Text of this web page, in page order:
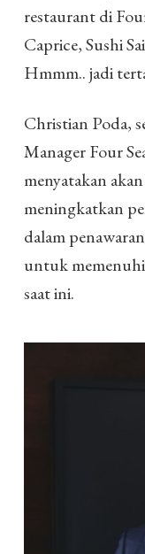
restaurant di
Caprice, Sushi
Hmmm.. jadi
Christian Poda,
Manager Four
menyatakan
meningkatkan
dalam
untuk
saat ini.